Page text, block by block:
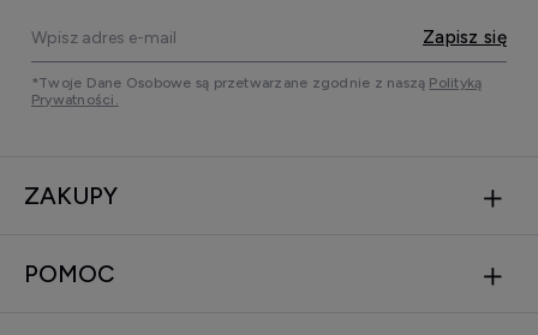
Zapisz się
*Twoje Dane Osobowe są przetwarzane zgodnie z naszą Polityką
Prywatności.
ZAKUPY
POMOC